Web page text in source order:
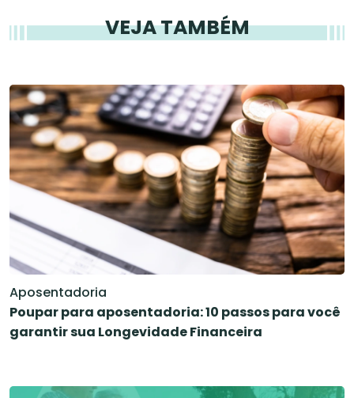
VEJA TAMBÉM
Aposentadoria
Poupar para aposentadoria: 10 passos para você
garantir sua Longevidade Financeira